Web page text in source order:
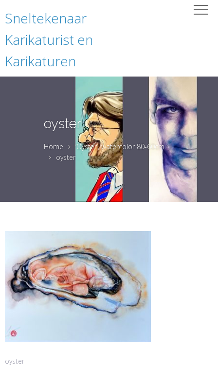
Sneltekenaar
Karikaturist en
Karikaturen
oyster
Home
‘Oyster’, watercolor 80-60cm.
oyster
oyster